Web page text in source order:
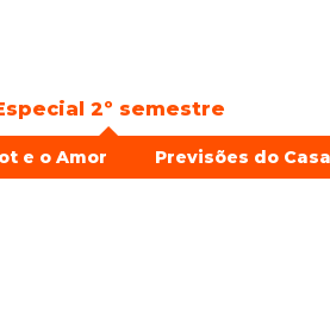
2º semestre
e o Amor Previsões do